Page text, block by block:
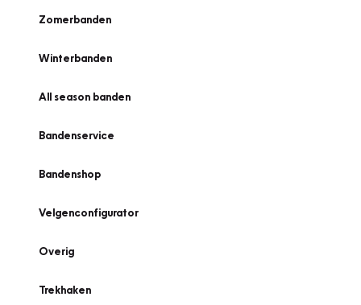
Zomerbanden
Winterbanden
All season banden
Bandenservice
Bandenshop
Velgenconfigurator
Overig
Trekhaken